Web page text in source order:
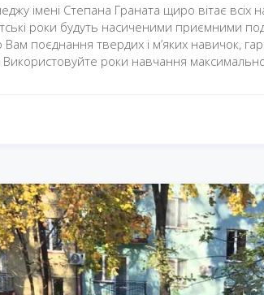
імені Степана Граната щиро вітає
роки будуть насиченими приємними
поєднання твердих і м’яких навичок,
роки навчання